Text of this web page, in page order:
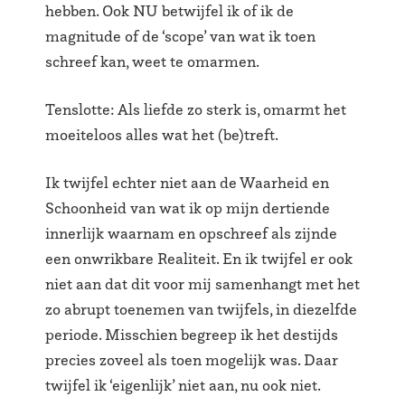
hebben. Ook NU betwijfel ik of ik de
magnitude of de ‘scope’ van wat ik toen
schreef kan, weet te omarmen.
Tenslotte: Als liefde zo sterk is, omarmt het
moeiteloos alles wat het (be)treft.
Ik twijfel echter niet aan de Waarheid en
Schoonheid van wat ik op mijn dertiende
innerlijk waarnam en opschreef als zijnde
een onwrikbare Realiteit. En ik twijfel er ook
niet aan dat dit voor mij samenhangt met het
zo abrupt toenemen van twijfels, in diezelfde
periode. Misschien begreep ik het destijds
precies zoveel als toen mogelijk was. Daar
twijfel ik ‘eigenlijk’ niet aan, nu ook niet.